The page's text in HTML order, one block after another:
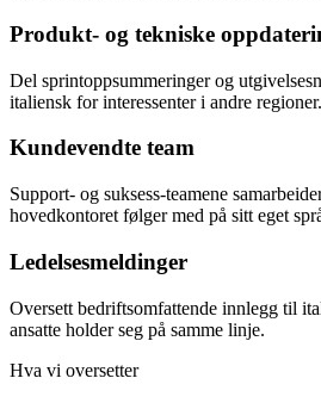
Produkt- og tekniske
Del sprintoppsummeringer og
italiensk for interessenter i andre regioner.
Kundevendte team
Support- og suksess-teamene
hovedkontoret følger med på sitt eget
Ledelsesmeldinger
Oversett bedriftsomfattende innlegg til
ansatte holder seg på samme linje.
Hva vi oversetter